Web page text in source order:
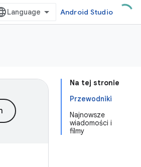
Android Studio
Na tej stronie
Przewodniki
Najnowsze
wiadomości i
filmy